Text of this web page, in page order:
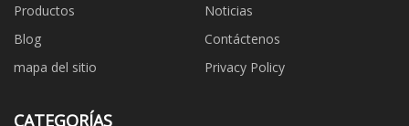
Productos
Noticias
Blog
Contáctenos
mapa del sitio
Privacy Policy
CATEGORÍAS